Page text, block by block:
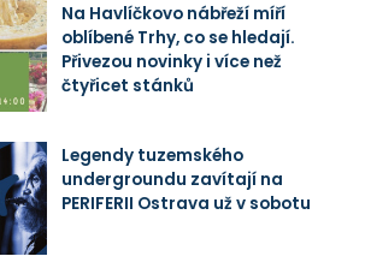
Na Havlíčkovo nábřeží míří
oblíbené Trhy, co se hledají.
Přivezou novinky i více než
čtyřicet stánků
Legendy tuzemského
undergroundu zavítají na
PERIFERII Ostrava už v sobotu